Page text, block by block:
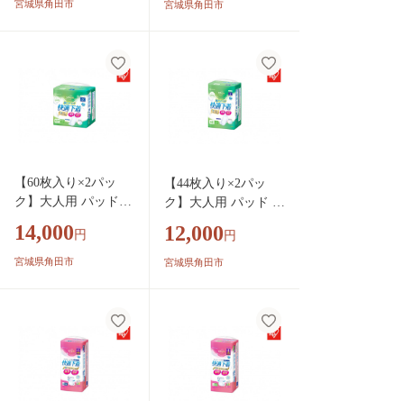
宮城県角田市 宮城県角田市
【60枚入り×2パッ
ク】大人用 パッド
着用 尿とりパッ
ド ２回吸収 ６０
14,000 円
宮城県角田市
【44枚入り×2パッ
ク】大人用 パッド リ
用 尿とりパッド
２回吸収 ４４枚入
12,000 円
宮城県角田市